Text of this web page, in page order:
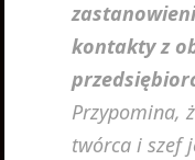
kontakty z
Przypomina,
twórca i szef